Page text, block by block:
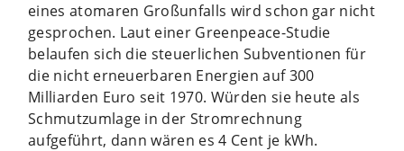
eines atomaren Großunfalls wird schon gar nicht
gesprochen. Laut einer Greenpeace-Studie
belaufen sich die steuerlichen Subventionen für
die nicht erneuerbaren Energien auf 300
Milliarden Euro seit 1970. Würden sie heute als
Schmutzumlage in der Stromrechnung
aufgeführt, dann wären es 4 Cent je kWh.